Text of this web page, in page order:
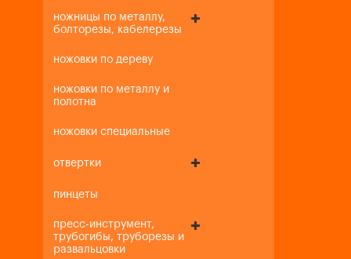
ножницы по металлу,
болторезы, кабелерезы
ножовки по дереву
ножовки по металлу и
полотна
ножовки специальные
отвертки
пинцеты
пресс-инструмент,
трубогибы, труборезы и
развальцовки